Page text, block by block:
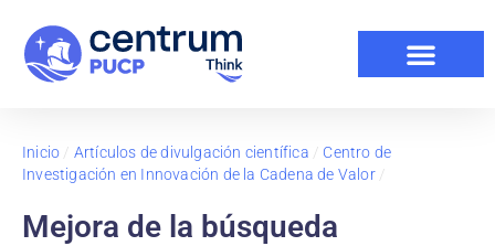
Inicio / Artículos de divulgación científica / Centro de
Investigación en Innovación de la Cadena de Valor/
Mejora de la búsqueda